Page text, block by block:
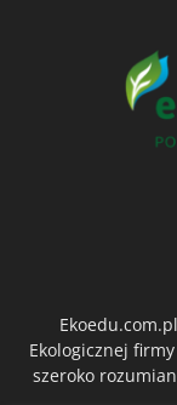
Ekologicznej
szeroko